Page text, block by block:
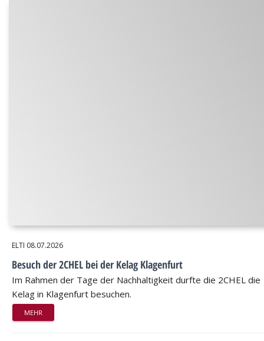
ELTI 08.07.2026
Besuch der 2CHEL bei der Kelag Klagenfurt
Im Rahmen der Tage der Nachhaltigkeit durfte die 2CHEL die
Kelag in Klagenfurt besuchen.
MEHR